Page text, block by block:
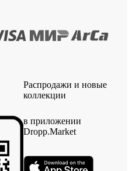
Распродажи и новые
коллекции
в приложении
Dropp.Market